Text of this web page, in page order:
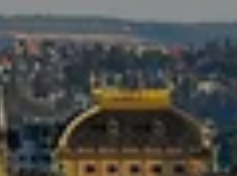
KRUHOVÝ OBJEZD V KOLODĚJÍCH
KULTURNÍ MOZAIKA
NÁDRAŽÍ PRAHA - KLÁNOVICE A PARKOVÁNÍ